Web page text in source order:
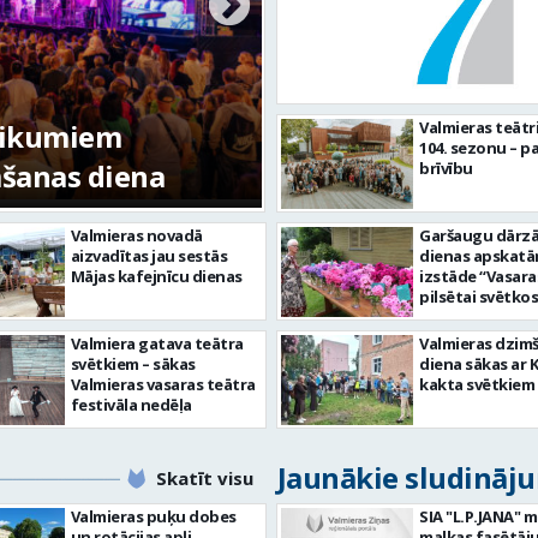
diena
FOTO: Valmieras
Valmieras novadā
aizvadītas jau sestās
Mājas kafejnīcu dienas
Valmiera gatava teātra
svētkiem – sākas
Valmieras vasaras teātra
festivāla nedēļa
Valmieras
104. sezonu –
brīvību
Garšaugu
dienas
izstāde
pilsētai
Valmieras
diena sākas ar
kakta svētkiem
Skatīt visu Jaunākie
Valmieras puķu dobes
SIA "L.P.JANA"